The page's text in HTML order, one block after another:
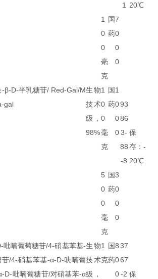
1 20℃
1
0
0
毫
克
国
药
7
0
0
0
β-D-半乳糖苷/ Red-Gal/M
gal
生物
技术
级，
98%
1
0
0
毫
克
国
药
1
0
0
0
93
86
3-
88
-8
保
存：-
20℃
5
0
0
毫
克
国
药
3
0
0
0
吡喃葡萄糖苷/4-硝基苯基-
/4-硝基苯基-α-D-呋喃葡
D-吡喃葡糖苷/对硝基苯-α
生物
技术
级，
1
克
国
药
8
0
0
37
67
-2 保